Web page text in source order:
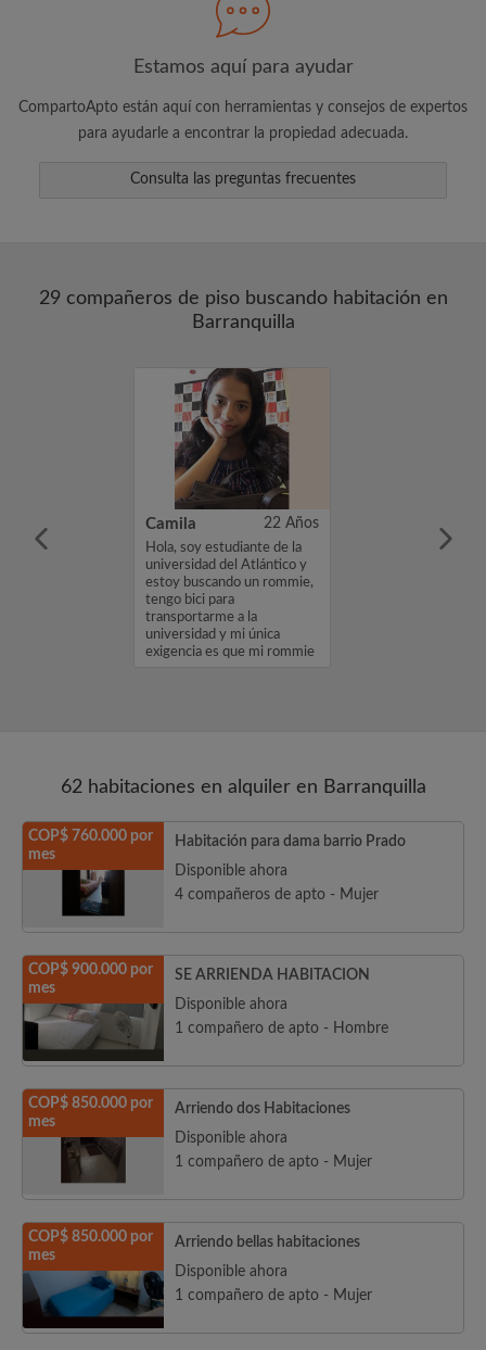
Vea piezas y compañeros de depto
Guarda sus búsquedas
Recibir alertas de nuevos emparejamientos
de las habitaciones
Dile a los compañeros de depto y
Estamos aquí para ayudar
CompartoApto están aquí con herramientas y consejos de expertos
para ayudarle a encontrar la propiedad adecuada.
Consulta las preguntas frecuentes
29 compañeros de piso buscando habitación en
Barranquilla
Johan. Estoy
Camila 22 Años
Hola, soy estudiante de la
universidad del Atlántico y
estoy buscando un rommie,
tengo bici para
transportarme a la
universidad y mi única
exigencia es que mi rommie
62 habitaciones en alquiler en Barranquilla
COP$ 760.000 por
mes
Habitación para dama barrio Prado
Disponible ahora
4 compañeros de apto - Mujer
COP$ 900.000 por
mes
SE ARRIENDA HABITACION
Disponible ahora
1 compañero de apto - Hombre
COP$ 850.000 por
mes
Arriendo dos Habitaciones
Disponible ahora
1 compañero de apto - Mujer
COP$ 850.000 por
mes
Arriendo bellas habitaciones
Disponible ahora
1 compañero de apto - Mujer